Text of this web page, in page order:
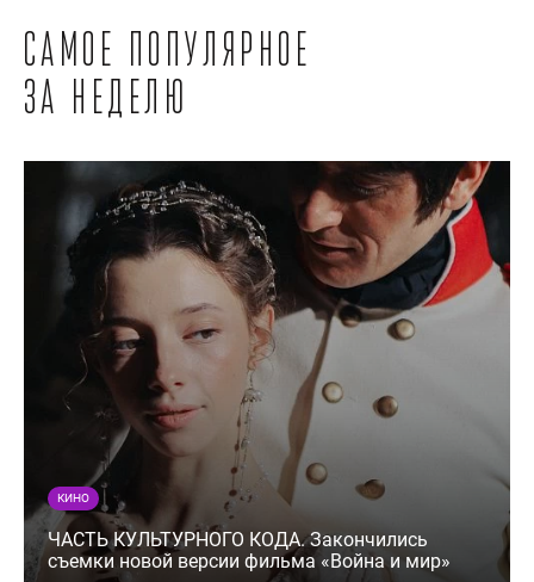
Самое популярное
за неделю
КИНО
ЧАСТЬ КУЛЬТУРНОГО КОДА. Закончились
съемки новой версии фильма «Война и мир»